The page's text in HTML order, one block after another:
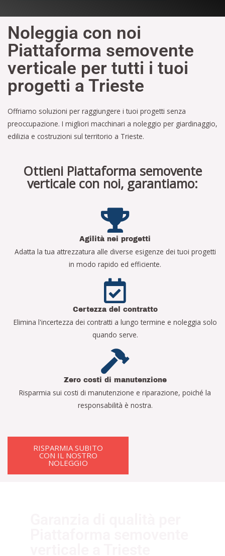
Noleggia con noi
Piattaforma semovente
verticale per tutti i tuoi
progetti a Trieste
Offriamo soluzioni per raggiungere i tuoi progetti senza
preoccupazione. I migliori macchinari a noleggio per giardinaggio,
edilizia e costruzioni sul territorio a Trieste.
Ottieni Piattaforma semovente
verticale con noi, garantiamo:
Agilità nei progetti
Adatta la tua attrezzatura alle diverse esigenze dei tuoi progetti
in modo rapido ed efficiente.
Certezza del contratto
Elimina l'incertezza dei contratti a lungo termine e noleggia solo
quando serve.
Zero costi di manutenzione
Risparmia sui costi di manutenzione e riparazione, poiché la
responsabilità è nostra.
RISPARMIA SUBITO
CON IL NOSTRO
NOLEGGIO